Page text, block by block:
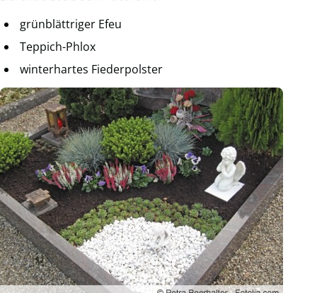
grünblättriger Efeu
Teppich-Phlox
winterhartes Fiederpolster